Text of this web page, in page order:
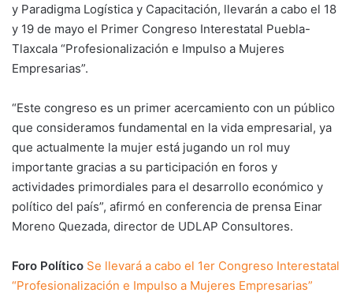
y Paradigma Logística y Capacitación, llevarán a cabo el 18
y 19 de mayo el Primer Congreso Interestatal Puebla-
Tlaxcala “Profesionalización e Impulso a Mujeres
Empresarias”.
“Este congreso es un primer acercamiento con un público
que consideramos fundamental en la vida empresarial, ya
que actualmente la mujer está jugando un rol muy
importante gracias a su participación en foros y
actividades primordiales para el desarrollo económico y
político del país”, afirmó en conferencia de prensa Einar
Moreno Quezada, director de UDLAP Consultores.
Foro Político Se llevará a cabo el 1er Congreso Interestatal
“Profesionalización e Impulso a Mujeres Empresarias”